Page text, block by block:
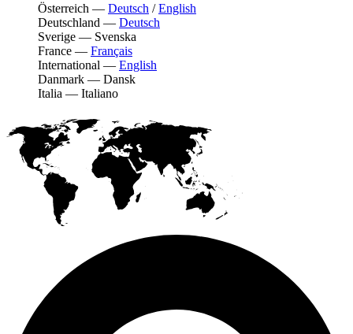
Österreich — Deutsch /English
Deutschland — Deutsch
Sverige — Svenska
France — Français
International — English
Danmark — Dansk
Italia — Italiano